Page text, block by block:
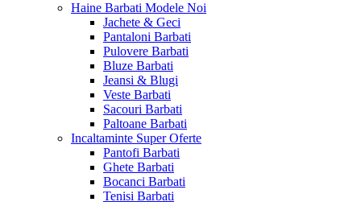
Haine Barbati Modele Noi
Jachete & Geci
Pantaloni Barbati
Pulovere Barbati
Bluze Barbati
Jeansi & Blugi
Veste Barbati
Sacouri Barbati
Paltoane Barbati
Incaltaminte Super Oferte
Pantofi Barbati
Ghete Barbati
Bocanci Barbati
Tenisi Barbati